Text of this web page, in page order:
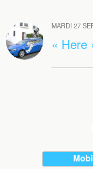
MARDI 27
« Here